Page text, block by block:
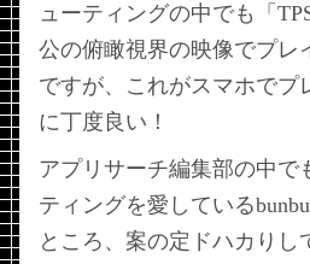
ューティングの中でも「
公の俯瞰視界の映像でプレ
ですが、これがスマホでプ
に丁度良い！
アプリサーチ編集部の中で
ティングを愛している
ところ、案の定ドハカりし